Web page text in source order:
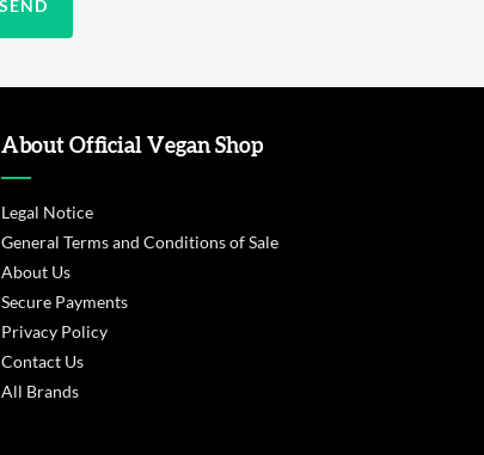
About Official Vegan Shop
Legal Notice
General Terms and Conditions of Sale
About Us
Secure Payments
Privacy Policy
Contact Us
All Brands